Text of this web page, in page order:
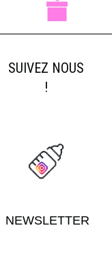
SUIVEZ NOUS
!
NEWSLETTER